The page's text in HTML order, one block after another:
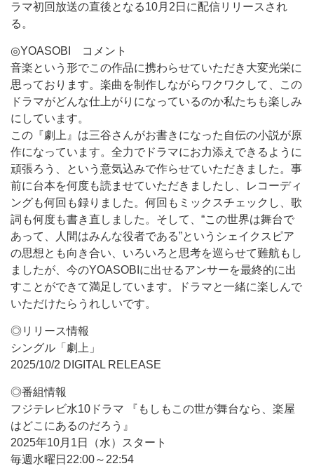
ラマ初回放送の直後となる10月2日に配信リリースされ
る。
◎YOASOBI コメント
音楽という形でこの作品に携わらせていただき大変光栄に
思っております。楽曲を制作しながらワクワクして、この
ドラマがどんな仕上がりになっているのか私たちも楽しみ
にしています。
この『劇上』は三谷さんがお書きになった自伝の小説が原
作になっています。全力でドラマにお力添えできるように
頑張ろう、という意気込みで作らせていただきました。事
前に台本を何度も読ませていただきましたし、レコーディ
ングも何回も録りました。何回もミックスチェックし、歌
詞も何度も書き直しました。そして、“この世界は舞台で
あって、人間はみんな役者である”というシェイクスピア
の思想とも向き合い、いろいろと思考を巡らせて難航もし
ましたが、今のYOASOBIに出せるアンサーを最終的に出
すことができて満足しています。ドラマと一緒に楽しんで
いただけたらうれしいです。
◎リリース情報
シングル「劇上」
2025/10/2 DIGITAL RELEASE
◎番組情報
フジテレビ水10ドラマ 『もしもこの世が舞台なら、楽屋
はどこにあるのだろう』
2025年10月1日（水）スタート
毎週水曜日22:00～22:54